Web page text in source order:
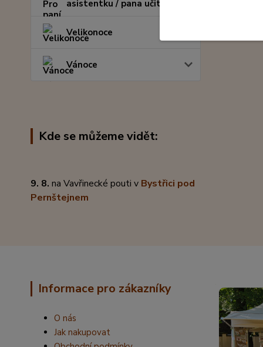
asistentku / pana učitele
Velikonoce
Vánoce
Kde se můžeme vidět:
9. 8. na Vavřinecké pouti v Bystřici pod
Pernštejnem
Informace pro zákazníky
O nás
Jak nakupovat